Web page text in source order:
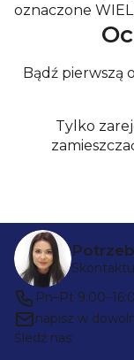
oznaczone
Bądź pierwszą
Tylko
Pn–Pt
napisz w
Śledź nas: